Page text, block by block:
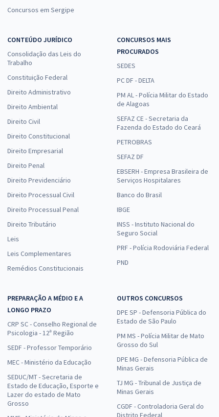
Concursos em Sergipe
CONTEÚDO JURÍDICO
Consolidação das Leis do
Trabalho
Constituição Federal
Direito Administrativo
Direito Ambiental
Direito Civil
Direito Constitucional
Direito Empresarial
Direito Penal
Direito Previdenciário
Direito Processual Civil
Direito Processual Penal
Direito Tributário
Leis
Leis Complementares
Remédios Constitucionais
CONCURSOS MAIS
PROCURADOS
SEDES
PC DF - DELTA
PM AL - Polícia Militar do Estado
de Alagoas
SEFAZ CE - Secretaria da
Fazenda do Estado do Ceará
PETROBRAS
SEFAZ DF
EBSERH - Empresa Brasileira de
Serviços Hospitalares
Banco do Brasil
IBGE
INSS - Instituto Nacional do
Seguro Social
PRF - Polícia Rodoviária Federal
PND
PREPARAÇÃO A MÉDIO E A
LONGO PRAZO
CRP SC - Conselho Regional de
Psicologia - 12ª Região
SEDF - Professor Temporário
MEC - Ministério da Educação
SEDUC/MT - Secretaria de
Estado de Educação, Esporte e
Lazer do estado de Mato
Grosso
OUTROS CONCURSOS
DPE SP - Defensoria Pública do
Estado de São Paulo
PM MS - Polícia Militar de Mato
Grosso do Sul
DPE MG - Defensoria Pública de
Minas Gerais
TJ MG - Tribunal de Justiça de
Minas Gerais
CGDF - Controladoria Geral do
Distrito Federal